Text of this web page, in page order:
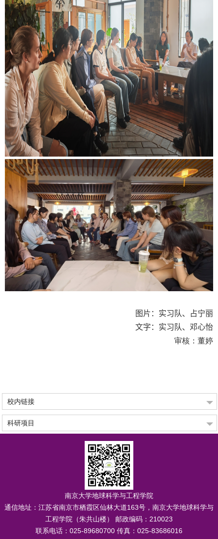
图片：实习队、占宁丽
文字：实习队、邓心怡
审核：董婷
校内链接
科研项目
南京大学地球科学与工程学院
通信地址： 江苏省南京市栖霞区仙林大道163号，南京大学地球科学与
工程学院（朱共山楼） 邮政编码：210023
联系电话： 025-89680700 传真： 025-83686016